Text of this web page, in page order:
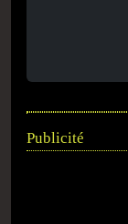
Publicité